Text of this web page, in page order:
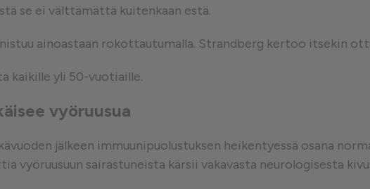
se ei välttämättä kuitenkaan estä.
ainoastaan rokottautumalla. Strandberg kertoo itsekin
kaikille yli 50-vuotiaille.
vyöruusua
jälkeen immuunipuolustuksen heikentyessä osana
vyöruusuun sairastuneista kärsii vakavasta neurologisesta